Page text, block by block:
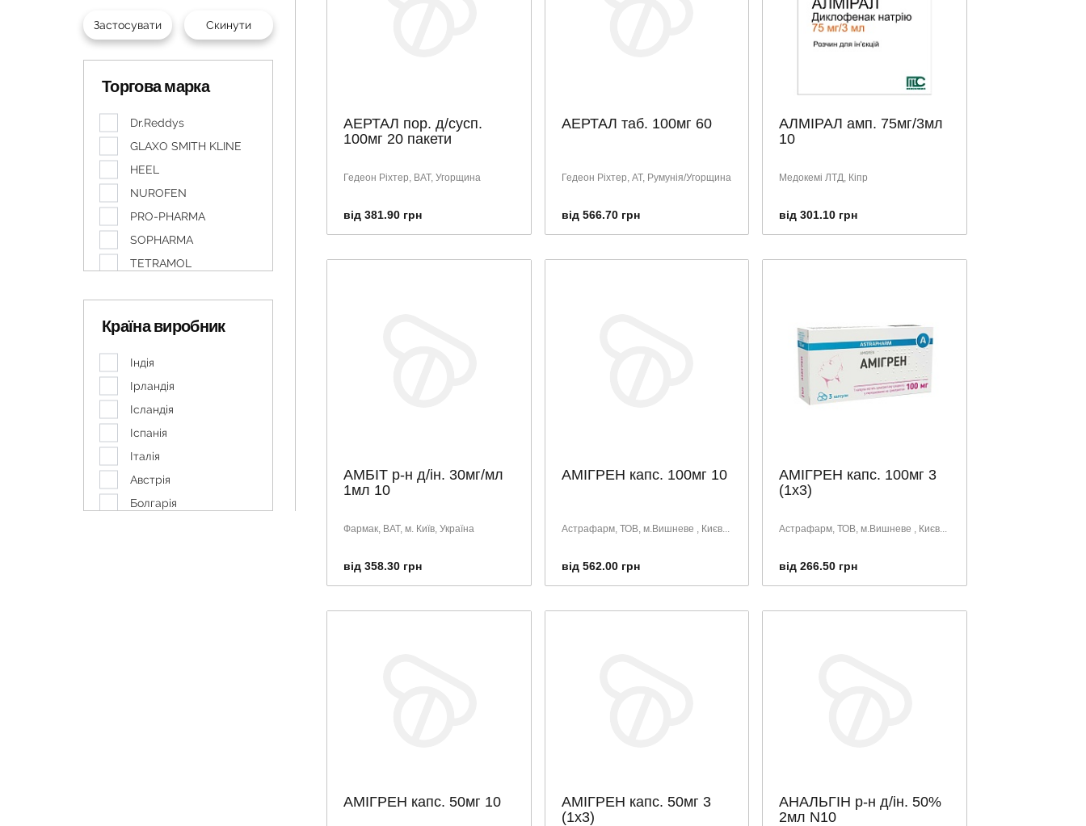
Торгова марка
Dr.Reddys
GLAXO SMITH KLINE
HEEL
NUROFEN
PRO-PHARMA
SOPHARMA
TETRAMOL
КОМБІСПАЗМ
ЛЕКХИМ
МОВІКСИКАМ
ОЛФЕН
СПАЗМАЛГОН
ТЕХНОЛОГ
ФАРМАК
ФАРМАСТАРТ
Країна виробник
Індія
Ірландія
Ісландія
Іспанія
Італія
Австрія
Болгарія
АЕРТАЛ пор. д/сусп.
100мг 20 пакети
Гедеон Ріхтер, ВАТ, Угорщина
від 381.90 грн
АЕРТАЛ таб. 100мг 60
Гедеон Ріхтер, АТ, Румунія/Угорщина
від 566.70 грн
АЛМІРАЛ амп. 75мг/3мл
10
Медокемі ЛТД, Кіпр
від 301.10 грн
АМБІТ р-н д/ін. 30мг/мл
1мл 10
Фармак, ВАТ, м. Київ, Україна
від 358.30 грн
АМІГРЕН капс. 100мг 10
Астрафарм, ТОВ, м.Вишневе , Києв...
від 562.00 грн
АМІГРЕН капс. 100мг 3
(1х3)
Астрафарм, ТОВ, м.Вишневе , Києв...
від 266.50 грн
АМІГРЕН капс. 50мг 10
АМІГРЕН капс. 50мг 3
(1х3)
АНАЛЬГІН р-н д/ін. 50%
2мл N10